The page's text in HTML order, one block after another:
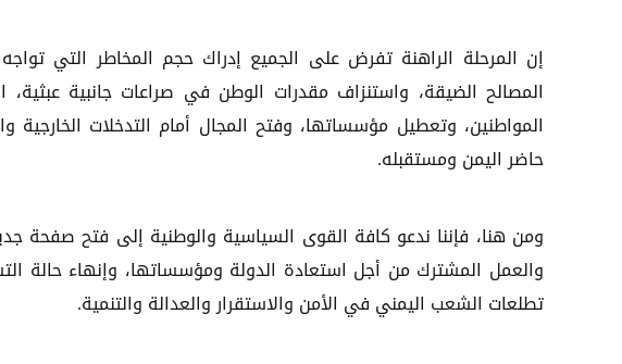
إن المرحلة الراهنة تفرض على الجميع إدراك حجم المخاطر التي
المصالح الضيقة، واستنزاف مقدرات الوطن في صراعات جانبية عبثية،
المواطنين، وتعطيل مؤسساتها، وفتح المجال أمام التدخلات الخارجية
حاضر اليمن ومستقبله.
ومن هنا، فإننا ندعو كافة القوى السياسية والوطنية إلى فتح صفحة
والعمل المشترك من أجل استعادة الدولة ومؤسساتها، وإنهاء حالة
تطلعات الشعب اليمني في الأمن والاستقرار والعدالة والتنمية.